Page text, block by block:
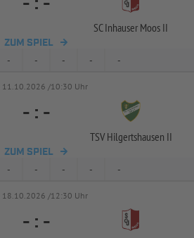
SC Inhauser Moos II
ZUM SPIEL
- - - - -
11.10.2026 /10:30 Uhr
- : -
TSV Hilgertshausen II
ZUM SPIEL
- - - - -
18.10.2026 /12:30 Uhr
- : -